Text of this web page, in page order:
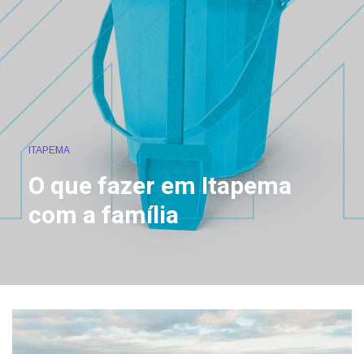
ITAPEMA
O que fazer em Itapema
com a família